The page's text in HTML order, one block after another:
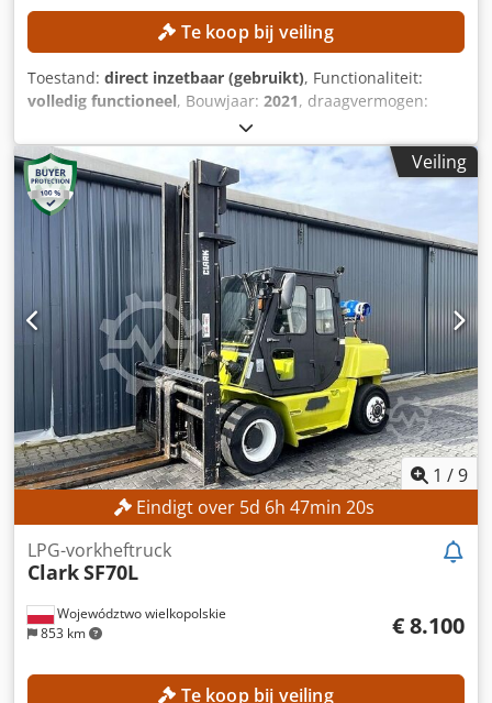
Te koop bij veiling
Toestand: direct inzetbaar (gebruikt), Functionaliteit:
volledig functioneel, Bouwjaar: 2021, draagvermogen:
4.300 mm
masttype:triplex, bouwhoogte:1.975 mm, Geen
minimumprijs – gegarandeerde verkoop tegen het hoogste
bod! TECHNISCHE GEGEVENS Draagvermogen: 2.000 kg
Hefhoogte: 4.300 mm Vrije hefhoogte: 1.330 mm
Bouwhoogte: 1.975 mm Cjdpfxjzrgddo Apysrf
MACHINEGEGEVENS Brandstoftype: gas Masttype: triplex
ISO-klasse: 2 Draagvermogensbereik ISO-klasse 2: 1.000–
2.500 kg UITRUSTING 3e ventiel Externe referentie:
SL15670SLO
Veiling
1 /9
Eindigt over 5d 6h 47min 18s
Województwo wielkopolskie
853 km
LPG-vorkheftruck
ClarkSF70L
€ 8.100
Te koop bij veiling